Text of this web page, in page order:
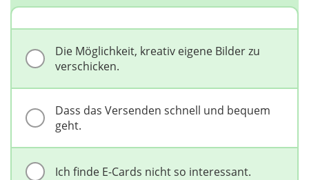
Die Möglichkeit, kreativ eigene Bilder zu
verschicken.
Dass das Versenden schnell und bequem
geht.
Ich finde E-Cards nicht so interessant.